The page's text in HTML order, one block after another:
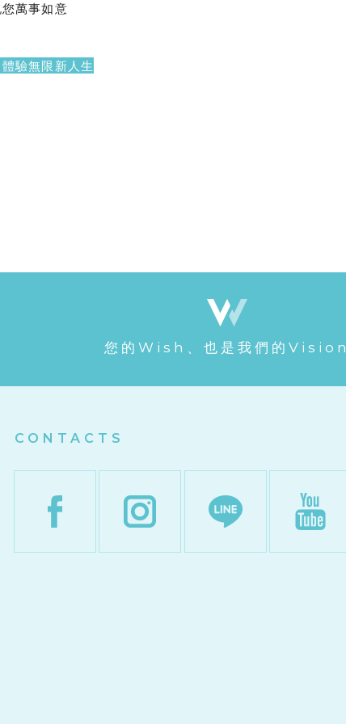
萬事如意
驗無限新人生
您的Wish、也是我們的Vision
CONTACTS